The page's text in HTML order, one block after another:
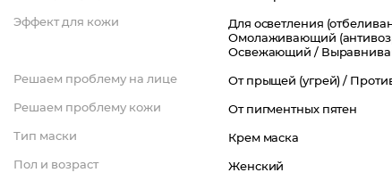
Эффект для кожи Для осветления
Омолаживающий
Освежающий /
Решаем проблему на лице От прыщей (угрей) /
Решаем проблему кожи От пигментных пятен
Тип маски Крем маска
Пол и возраст Женский